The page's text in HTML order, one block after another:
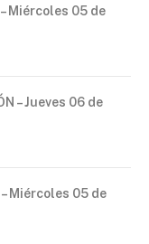
Miércoles 05 de
– Jueves 06 de
Miércoles 05 de